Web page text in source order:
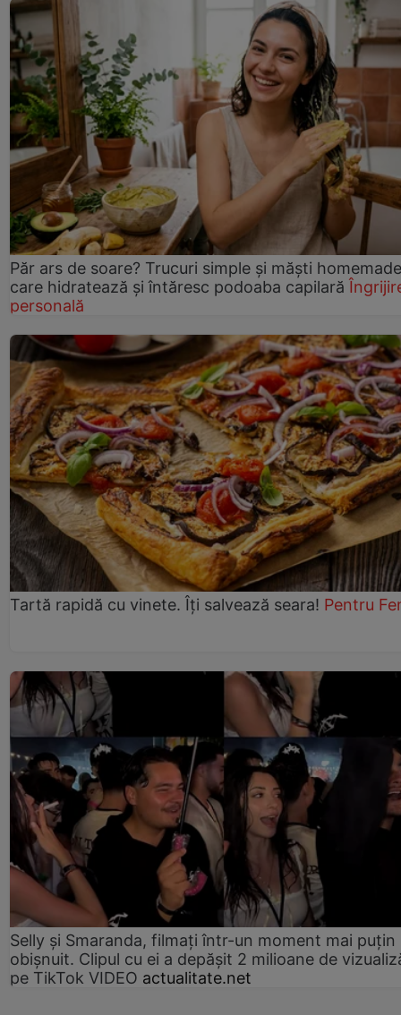
Păr ars de soare? Trucuri simple și măști homemade
care hidratează și întăresc podoaba capilară
personală
Tartă rapidă cu vinete. Îți salvează seara! Pentru
Selly și Smaranda, filmați într-un moment mai puțin
obișnuit. Clipul cu ei a depășit 2 milioane de
pe TikTok VIDEO actualitate.net